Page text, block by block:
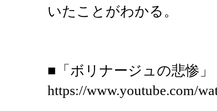
いたことがわかる。
■「ボリナージュの悲惨
https://www.youtube.com/